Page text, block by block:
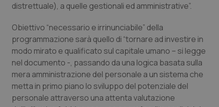
Oncologia & Nutrizione
Psoriasi & pelle
Quotidiano Cardiologia
Quotidiano Chirurgia
distrettuale), a quelle gestionali ed amministrative”.
Obiettivo “necessario e irrinunciabile” della
programmazione sarà quello di “tornare ad investire in
modo mirato e qualificato sul capitale umano – si legge
nel documento -, passando da una logica basata sulla
mera amministrazione del personale a un sistema che
metta in primo piano lo sviluppo del potenziale del
personale attraverso una attenta valutazione